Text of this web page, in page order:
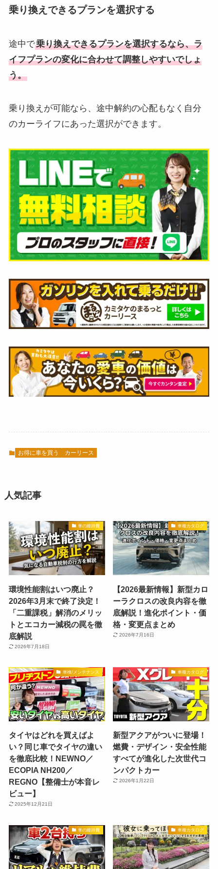
乗り換えできるプランを選択する
途中で乗り換えできるプランを選択するなら、ラ
イフプランの変化に合わせて調整しやすいでしょ
う。
乗り換えが可能なら、途中解約の心配もなく自分
のカーライフにあった選択ができます。
お得に車を買う カーリース
人気記事
車の維持費
環境性能割はいつ廃止？
2026年3月末で終了決定！
「二重課税」解消のメリッ
トとエコカー減税の罠を徹
底解説
2026年7月18日
車種カタログ
【2026最新情報】新型カロ
ーラクロスの改良内容を徹
底解説！進化ポイント・価
格・変更点まとめ
2026年7月16日
車検/メンテナンス
タイヤはどれを買えばよ
い？同じ車でタイヤの違い
を徹底比較！NEWNO／
ECOPIA NH200／
REGNO【整備士が本音レ
ビュー】
2025年12月21日
車種カタログ
新型アクアがついに登場！
燃費・デザイン・安全性能
すべてが進化した次世代コ
ンパクトカー
2026年1月22日
車の維持費 車種カタログ